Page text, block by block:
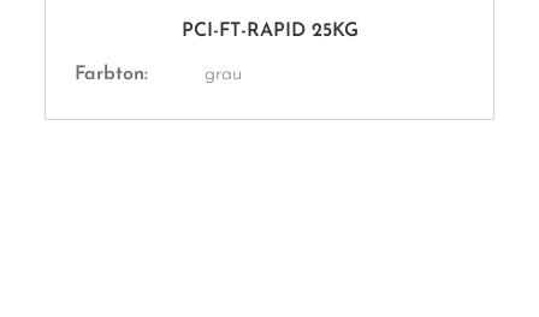
PCI-FT-RAPID 25KG
Farbton: grau